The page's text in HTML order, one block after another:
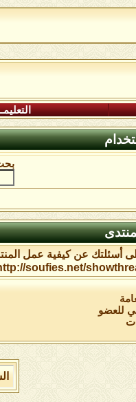
أسئلتك عن كيفية عمل
للعضو
السبت 8